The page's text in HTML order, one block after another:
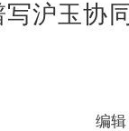
沪玉协
编